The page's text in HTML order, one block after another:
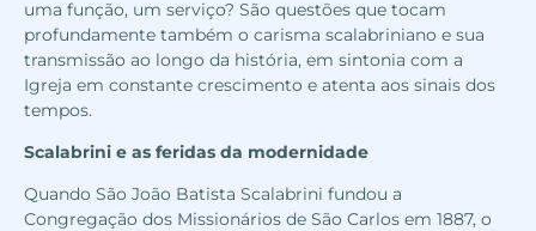
uma função, um serviço? São questões que tocam
profundamente também o carisma scalabriniano e sua
transmissão ao longo da história, em sintonia com a
Igreja em constante crescimento e atenta aos sinais dos
tempos.
Scalabrini e as feridas da modernidade
Quando São João Batista Scalabrini fundou a
Congregação dos Missionários de São Carlos em 1887, o